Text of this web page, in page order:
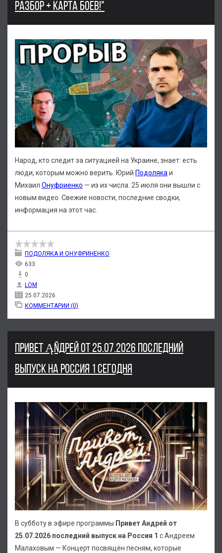
РАЗБОР + КАРТА БОЕВ!"
Народ, кто следит за ситуацией на Украине, знает: есть
люди, которым можно верить. Юрий Подолякаи
Михаил Онуфриенко — из их числа. 25 июля они вышли с
новым видео. Свежие новости, последние сводки,
информация на этот час.
ПОДОЛЯКА И ОНУФРИНЕНКО
633
0
LOM
25.07.2026
КОММЕНТАРИИ (0)
ПРИВЕТ ĄÑДPЕЙ ОТ 25.07.2026 ПОСЛЕДНИЙ
ВЫПУСК НА РОССИЯ 1 СЕГОДНЯ
В субботу в эфире программы Привет Андрей от
25.07.2026 последний выпуск на Россия 1 с Андреем
Малаховым — Концерт посвящён песням, которые